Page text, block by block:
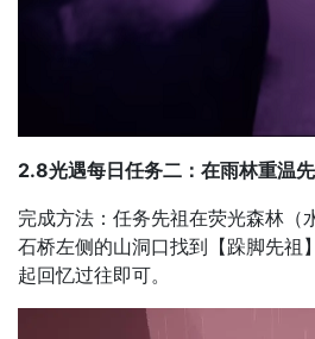
2.8光遇每日任务二：在雨林重温
完成方法：任务先祖在荧光森林（
石桥左侧的山洞口找到【跺脚先祖
起回忆过往即可。